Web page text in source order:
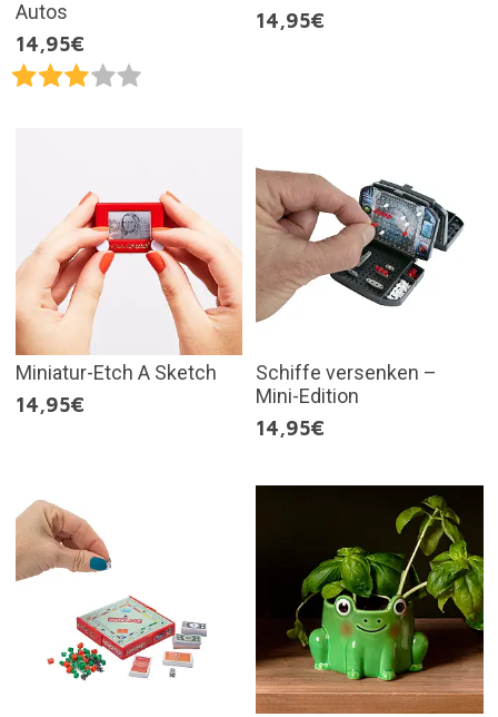
Autos
14,95€
14,95€
Miniatur-Etch A Sketch
14,95€
Schiffe versenken –
Mini-Edition
14,95€